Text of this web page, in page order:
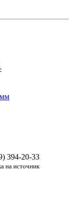
394-20-33
на источник